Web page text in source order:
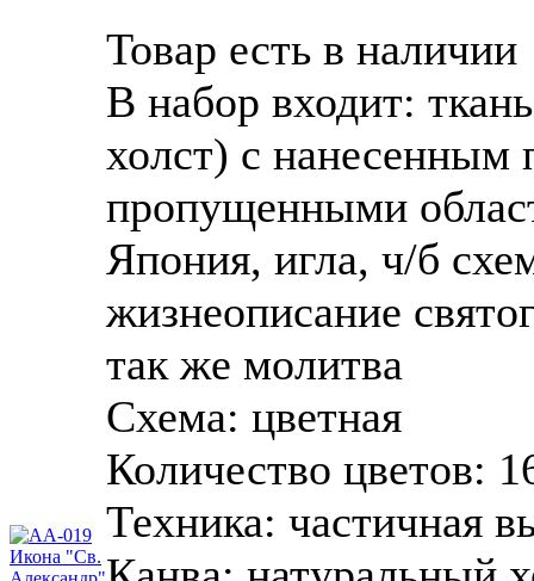
Товар есть в наличии
В набор входит:
холст) с
пропущенными
Япония, игла, ч/б
жизнеописание
так же молитва
Схема: цветная
Количество цветов:
Техника: частичная